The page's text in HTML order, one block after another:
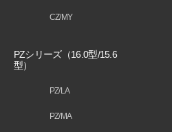
CZ/MY
PZシリーズ（16.0型/15.6
型）
PZ/LA
PZ/MA